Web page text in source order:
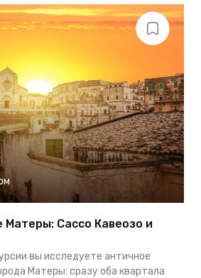
Матеры: Сассо Кавеозо и
вы исследуете античное
Матеры: сразу оба квартала